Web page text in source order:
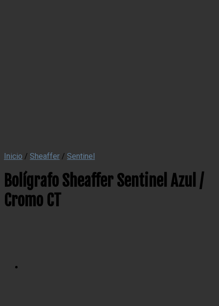
Inicio / Sheaffer / Sentinel
Bolígrafo Sheaffer Sentinel Azul /
Cromo CT